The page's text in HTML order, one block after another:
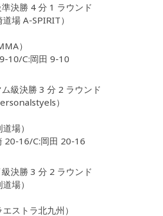
決勝 4 分 1 ラウンド
場 A-SPIRIT）
）
10/C:岡田 9-10
級決勝 3 分 2 ラウンド
）
場）
20-16/C:岡田 20-16
決勝 3 分 2 ラウンド
場）
ストラ北九州）